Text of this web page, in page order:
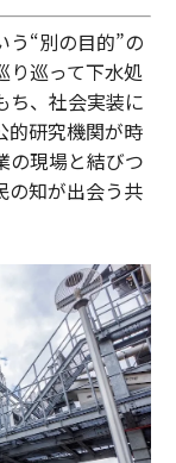
う“別の目的”の
り巡って下水処
ち、社会実装に
的研究機関が時
の現場と結びつ
の知が出会う共